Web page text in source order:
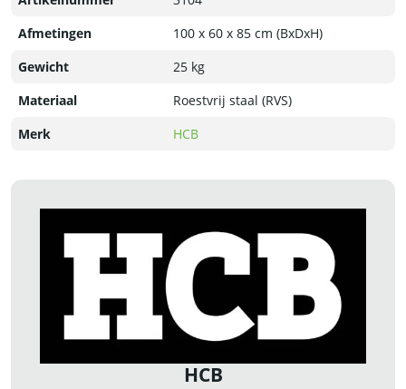
Afmetingen
100 x 60 x 85 cm (BxDxH)
Gewicht
25 kg
Materiaal
Roestvrij staal (RVS)
Merk
HCB
HCB